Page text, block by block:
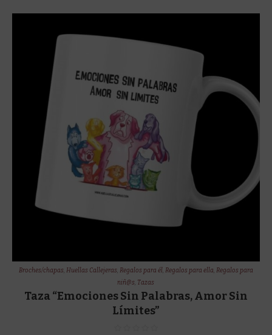
Broches/chapas, Huellas Callejeras, Regalos para él, Regalos para ella, Regalos para
niñ@s, Tazas
Taza “Emociones Sin Palabras, Amor Sin
Límites”